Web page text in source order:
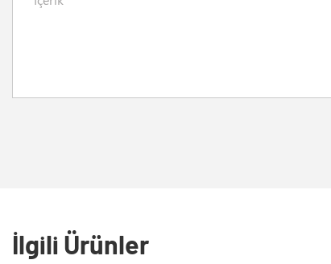
İlgili Ürünler